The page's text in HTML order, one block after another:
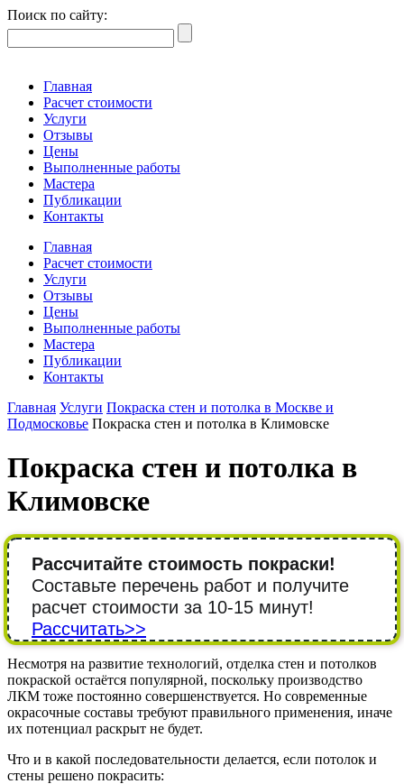
Поиск по сайту:
Главная
Расчет стоимости
Услуги
Отзывы
Цены
Выполненные работы
Мастера
Публикации
Контакты
Главная
Расчет стоимости
Услуги
Отзывы
Цены
Выполненные работы
Мастера
Публикации
Контакты
Главная Услуги Покраска стен и потолка в Москве и
Подмосковье Покраска стен и потолка в Климовске
Покраска стен и потолка в
Климовске
Рассчитайте стоимость покраски!
Составьте перечень работ и получите
расчет стоимости за 10-15 минут!
Рассчитать>>
Несмотря на развитие технологий, отделка стен и потолков
покраской остаётся популярной, поскольку производство
ЛКМ тоже постоянно совершенствуется. Но современные
окрасочные составы требуют правильного применения, иначе
их потенциал раскрыт не будет.
Что и в какой последовательности делается, если потолок и
стены решено покрасить: